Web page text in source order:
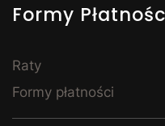
punktem całej sypialni.
pościel to rozwiązanie
zagospodarować
nocne i toaletki – tak, by
spójną, harmonijną
Formy
Raty
Formy płatności